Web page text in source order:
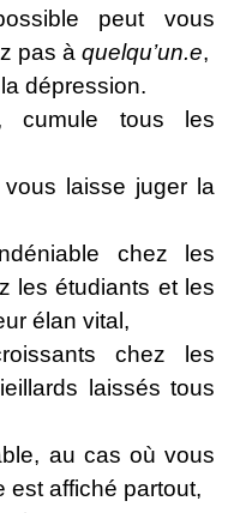
peut vous
pas à quelqu’un.e,
dépression.
cumule tous les
laisse juger la
chez les
les étudiants et les
élan vital,
chez les
laissés tous
au cas où vous
est affiché partout,